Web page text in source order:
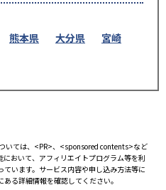
熊本県 大分県
宮崎
いては、<PR>、<sponsored contents>など
おいて、アフィリエイトプログラム等を利
います。サービス内容や申し込み方法等に
る詳細情報を確認してください。